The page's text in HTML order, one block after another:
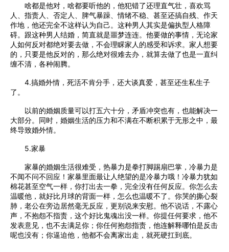
啥都是他对，啥都要听他的，他犯错了还理直气壮，喜欢骂
人、指责人、否定人、脾气暴躁、情绪不稳、甚至还搞自残、作天
作地，他还完全不这样认为自己。这种男人其实是偏执型人格障
碍。跟这种男人结婚，简直就是噩梦连连。他要做的事情，无论家
人如何反对都绝对要去做，不会理睬家人的感受和诉求。家人想要
的，只要是他反对的，那么绝对很难去办，就算去做了也是一直纠
缠不清，各种闹腾。
4.搞婚外情，死活不肯分手，还大谈真爱，甚至还生私生子
了。
以前的婚姻质量可以打五六十分，矛盾冲突也有，也能解决一
大部分。同时，婚姻生活的压力和不满在不断积累于无形之中，最
终导致婚外情。
5.家暴
家暴的婚姻生活很难受，热暴力是拳打脚踢扇巴掌，冷暴力是
不闻不问不回应！家暴里面最让人绝望的是冷暴力哦！冷暴力犹如
棉花甚至空气一样，你打出去一拳，完全没有任何反应。你怎么去
温暖他，就好比月球的背面一样，怎么也温暖不了。你哭的撕心裂
肺，老公在旁边居然毫无反应，更别说来安慰。他不说话，不露心
声，不抱怨不指责，这个好比鬼魂出没一样。你提任何要求，他不
发表意见，也不去满足你；你任何抱怨指责，他连解释哪怕是反击
呢也没有；你逼迫他，他都不会离家出走，就死硬扛到底。